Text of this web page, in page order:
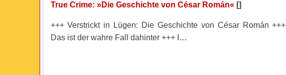
True Crime: »Die Geschichte von César Román« []
+++ Verstrickt in Lügen: Die Geschichte von César Román +++
Das ist der wahre Fall dahinter +++ I…